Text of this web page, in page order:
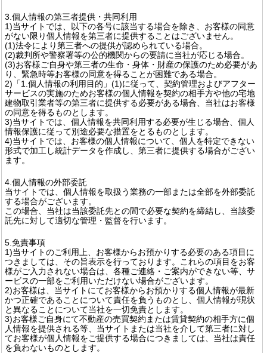
3.個人情報の第三者提供・共同利用
1)当サイトでは、以下の各号に該当する場合を除き、お客様の同意
がない限り個人情報を第三者に提供することはございません。
(1)法令により第三者への提供が認められている場合。
(2)裁判所や警察署等の公的機関からの要請に当社が応じる場合。
(3)お客様ご自身や第三者の生命・身体・財産の保護のため必要があ
り、緊急時等お客様の同意を得ることが困難である場合。
2)「1.個人情報の利用目的」(1)に従って、契約管理およびアフター
サービスの実施のためお客様の個人情報を契約の相手方や他の宅地
建物取引業者等の第三者に提供する必要がある場合、当社はお客様
の同意を得るものとします。
3)当サイトでは、個人情報を共同利用する必要が生じる場合、個人
情報保護に従って別途必要な措置をとるものとします。
4)当サイトでは、お客様の個人情報について、個人を特定できない
形式で加工し統計データを作成し、第三者に提供する場合がござい
ます。
4.個人情報の外部委託
当サイトでは、個人情報を取扱う業務の一部または全部を外部委託
する場合がございます。
この場合、当社は当該委託先との間で必要な契約を締結し、当該委
託先に対して適切な管理・監督を行います。
5.免責事項
1)当サイトのご利用上、お客様からお預かりする必要のある項目に
つきましては、その旨表示を行っております。これらの項目をお客
様がご入力されない場合は、各種ご連絡・ご案内ができない等、サ
ービスの一部をご利用いただけない場合がございます。
2)お客様は、当サイトにてお客様からお預かりする個人情報が最新
かつ正確であることについて責任を負うものとし、個人情報が現状
と異なることについて当社を一切免責とします。
3)お客様ご自身にて不動産の売買契約または賃貸契約の相手方に個
人情報を提供される等、当サイトまたは当社を介して第三者に対し
てお客様が個人情報をご提供する場合につきましては、当社は責任
を負わないものとします。